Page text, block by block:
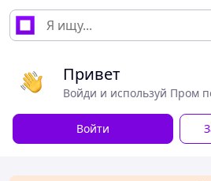
Привет
Войди и используй Пром
Войти